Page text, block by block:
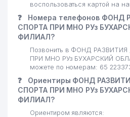
воспользоваться картой на
❓
Номера телефонов ФОНД
СПОРТА ПРИ МНО РУз
ФИЛИАЛ?
Позвонить в ФОНД
ПРИ МНО РУз БУХАРСКИЙ
можете по номерам: 65
❓
Ориентиры ФОНД
СПОРТА ПРИ МНО РУз
ФИЛИАЛ?
Ориентиром являются: